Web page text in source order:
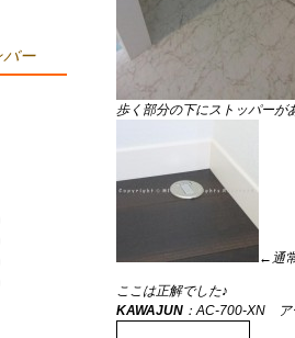
歩く部分の下にストッパーが
←通
ここは正解でした♪
KAWAJUN ：AC-700-XN ア
ー